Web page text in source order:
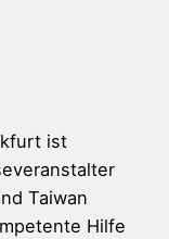
ist
Taiwan
Hilfe